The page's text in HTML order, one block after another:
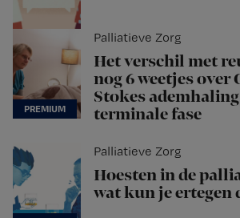
Palliatieve Zorg
Het verschil met
nog 6 weetjes over
Stokes
terminale fase
Palliatieve Zorg
Hoesten in de
wat kun je ertegen